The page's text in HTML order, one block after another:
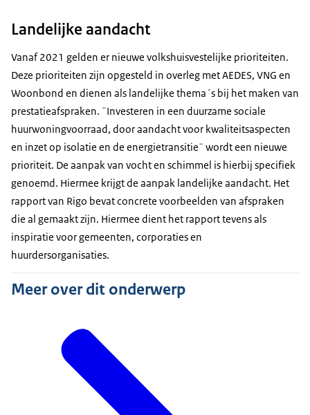
Landelijke aandacht
Vanaf 2021 gelden er nieuwe volkshuisvestelijke prioriteiten.
Deze prioriteiten zijn opgesteld in overleg met AEDES, VNG en
Woonbond en dienen als landelijke thema´s bij het maken van
prestatieafspraken. ¨Investeren in een duurzame sociale
huurwoningvoorraad, door aandacht voor kwaliteitsaspecten
en inzet op isolatie en de energietransitie¨ wordt een nieuwe
prioriteit. De aanpak van vocht en schimmel is hierbij specifiek
genoemd. Hiermee krijgt de aanpak landelijke aandacht. Het
rapport van Rigo bevat concrete voorbeelden van afspraken
die al gemaakt zijn. Hiermee dient het rapport tevens als
inspiratie voor gemeenten, corporaties en
huurdersorganisaties.
Meer over dit onderwerp